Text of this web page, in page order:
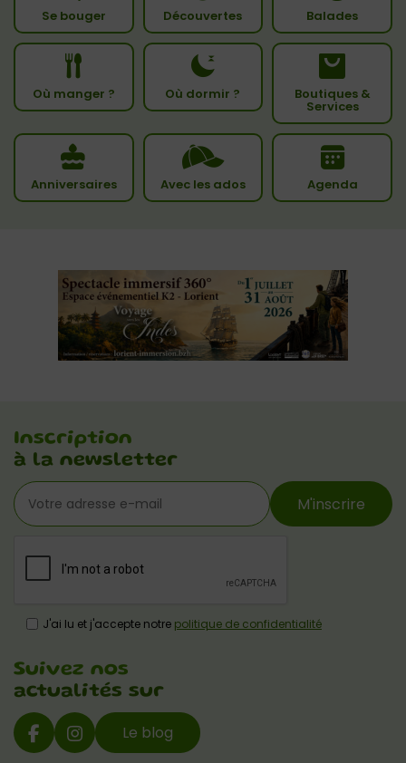
Se bouger Découvertes Balades
Où manger ? Où dormir ? Boutiques &
Services
Anniversaires Avec les ados Agenda
Inscription
à la newsletter
M'inscrire
J'ai lu et j'accepte notre politique de confidentialité
Suivez nos
actualités sur
Le blog